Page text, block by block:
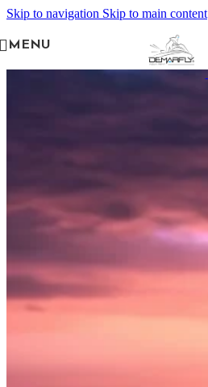
Skip to navigation Skip to main content
MENU